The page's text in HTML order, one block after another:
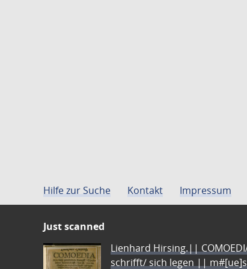
Hilfe zur Suche Kontakt Impressum
Just scanned
Lienhard Hirsing.||
schrifft/ sich legen ||